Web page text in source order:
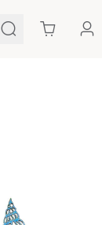
Cart